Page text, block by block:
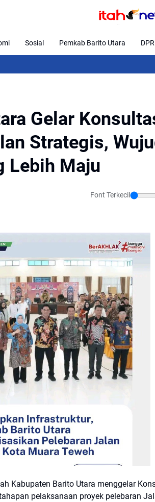
Sosial Pemkab Barito Utara
Gelar
Strategis,
Lebih Maju
Font Terkecil
Kabupaten Barito Utara menggelar
pelaksanaan proyek pelebaran